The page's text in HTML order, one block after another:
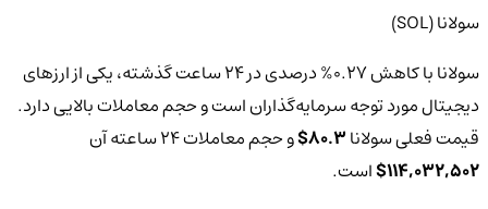
سولانا (SOL)
سولانا با کاهش 0.27% درصدی در 24 ساعت گذشته، یکی از ارزهای
دیجیتال مورد توجه سرمایه‌گذاران است و حجم معاملات بالایی دارد.
قیمت فعلی سولانا80.3$ و حجم معاملات 24 ساعته آن
114,032,502$ است.